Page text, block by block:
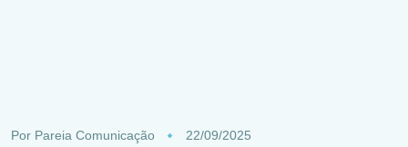
Por Pareia Comunicação 22/09/2025